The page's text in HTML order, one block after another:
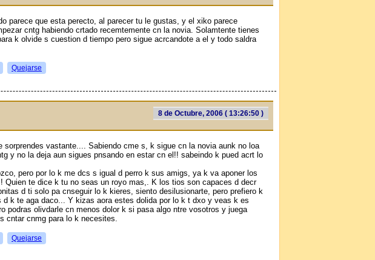
parece que esta perecto, al parecer tu le gustas, y el xiko parece
cntg habiendo crtado recemtemente cn la novia. Solamtente tienes
k olvide s cuestion d tiempo pero sigue acrcandote a el y todo saldra
Quejarse
8 de Octubre, 2006 ( 13:26:50 )
sorprendes vastante.... Sabiendo cme s, k sigue cn la novia aunk no loa
y no la deja aun sigues pnsando en estar cn el!! sabeindo k pued acrt lo
pero por lo k me dcs s igual d perro k sus amigs, ya k va aponer los
Quien te dice k tu no seas un royo mas,. K los tios son capaces d decr
d ti solo pa cnseguir lo k kieres, siento desilusionarte, pero prefiero k
d k te aga daсo... Y kizas aora estes dolida por lo k t dxo y veas k es
podras olivdarle cn menos dolor k si pasa algo ntre vosotros y juega
cntar cnmg para lo k necesites.
Quejarse